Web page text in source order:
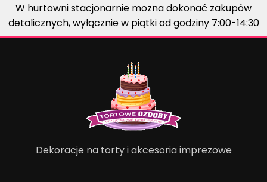
W hurtowni stacjonarnie można dokonać zakupów
detalicznych, wyłącznie w piątki od godziny 7:00-14:30
Dekoracje na torty i akcesoria imprezowe